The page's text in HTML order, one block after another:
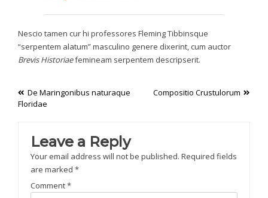
Nescio tamen cur hi professores Fleming Tibbinsque
“serpentem alatum” masculino genere dixerint, cum auctor
Brevis Historiaefemineam serpentem descripserit.
Post
De Maringonibus naturaque
Floridae
Compositio Crustulorum
Leave a Reply
Your email address will not be published. Required fields
are marked *
Comment*